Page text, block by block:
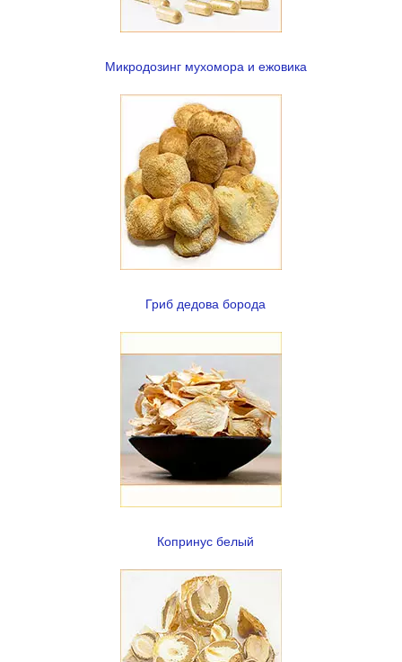
Микродозинг мухомора и ежовика
Гриб дедова борода
Копринус белый